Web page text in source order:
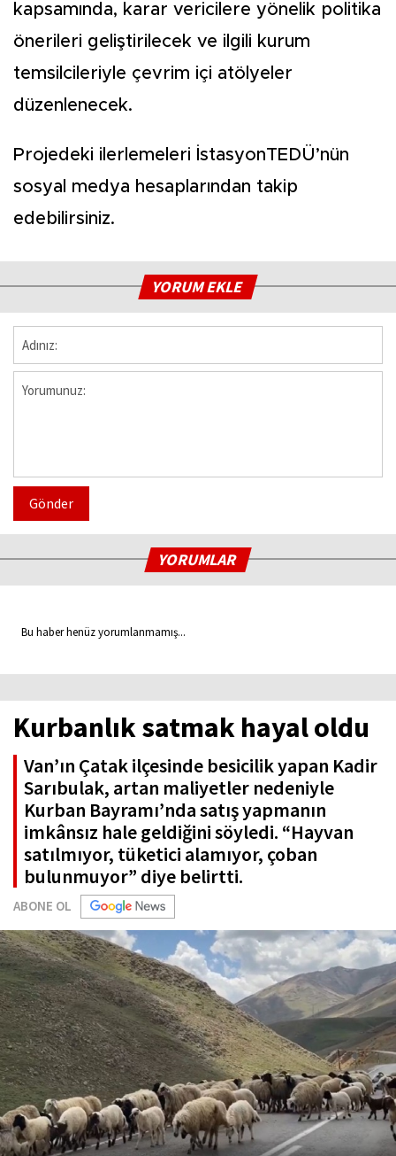
kapsamında, karar vericilere yönelik politika
önerileri geliştirilecek ve ilgili kurum
temsilcileriyle çevrim içi atölyeler
düzenlenecek.
Projedeki ilerlemeleri İstasyonTEDÜ’nün
sosyal medya hesaplarından takip
edebilirsiniz.
YORUM EKLE
Gönder
YORUMLAR
Bu haber henüz yorumlanmamış...
Kurbanlık satmak hayal oldu
Van’ın Çatak ilçesinde besicilik yapan Kadir
Sarıbulak, artan maliyetler nedeniyle
Kurban Bayramı’nda satış yapmanın
imkânsız hale geldiğini söyledi. “Hayvan
satılmıyor, tüketici alamıyor, çoban
bulunmuyor” diye belirtti.
ABONE OL